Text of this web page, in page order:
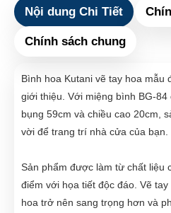
Nội dung Chi Tiết
Chính sách chung
Bình hoa Kutani vẽ tay hoa
giới thiệu. Với miệng bình BG-
bụng 59cm và chiều cao 20cm,
vời để trang trí nhà cửa của bạn.
Sản phẩm được làm từ chất liệu
điểm với họa tiết độc đáo. Vẽ
hoa trở nên sang trọng hơn và